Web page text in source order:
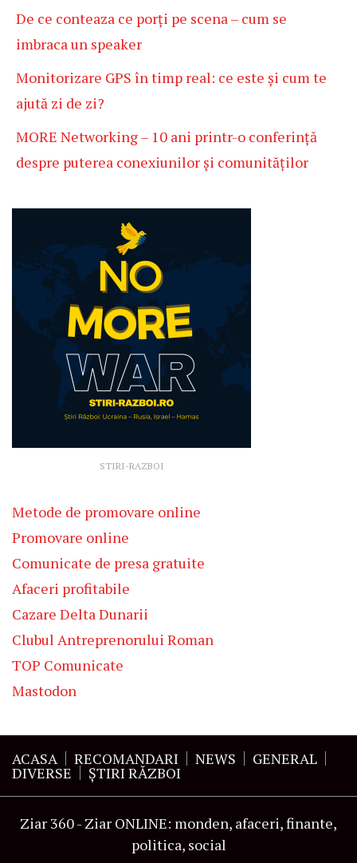
De ce conteaza ce porți pe scena – cum se
imbraca un speaker
Monitorizare GPS în timp real: ce este și cum te
ajută zi de zi?
MORE Networking – 10 ani printr-o conferință
despre puterea conexiunilor și comunităților
STIRI-RAZBOI
Metode de promovare online
Promovare online
Comunicate de presa gratuite
Afaceri profitabile
Cazare Delta Dunarii
Clubul Antreprenorului Roman
TOP Comunicate
Mastodon
ACASA RECOMANDARI NEWS GENERAL
DIVERSE ŞTIRI RĂZBOI
Ziar 360 - Ziar ONLINE: monden, afaceri, finante,
politica, social